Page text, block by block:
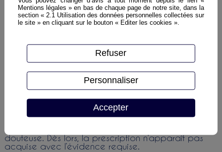
II. La solution retenue
La cour d’appel raisonne en deux temps :
l’action envisagée ne soit pas « manifestement
vouée à l’échec » ; une prescription certaine rend
irrecevable la demande.
Application au cas d’espèce: la cour constate une
incertitude sur la bonne information de l’assuré
générales de 2010 produites ne mentionnent pas
les articles L.114-1 et L.114-2 du code des
assurances ; les conditions générales de 2022 les
reproduisent, mais leur opposabilité en 2017 reste
douteuse. Dès lors, la prescription n’apparaît pas
acquise avec l’évidence requise.
Mentions légales » en bas de chaque page de notre site, dans la
section « 2.1 Utilisation des données personnelles collectées sur
le site » en cliquant sur le bouton « Editer les cookies ».
Accepter
Refuser
Personnaliser